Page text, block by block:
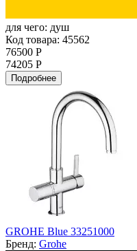
для чего: душ
Код товара: 45562
76500 Р
74205 Р
Подробнее
GROHE Blue 33251000
Бренд: Grohe